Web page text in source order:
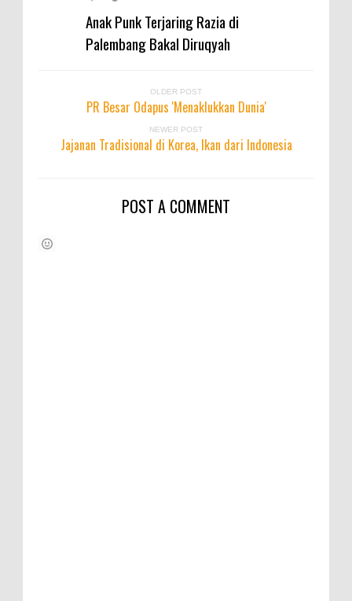
Anak Punk Terjaring Razia di
Palembang Bakal Diruqyah
OLDER POST
PR Besar Odapus 'Menaklukkan Dunia'
NEWER POST
Jajanan Tradisional di Korea, Ikan dari Indonesia
POST A COMMENT